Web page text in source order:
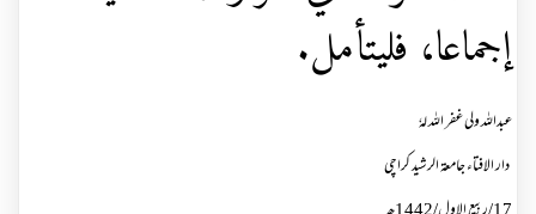
إجماعا، فليتأمل.
عبداللہ ولی غفر اللہ لہٗ
دار الافتاء جامعۃ الرشید کراچی